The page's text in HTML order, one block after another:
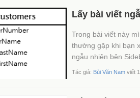
Lấy bài viết
Trong bài viết này
thường gặp khi bạn
ngẫu nhiên bên
Tác giả: Bùi Văn Nam viết